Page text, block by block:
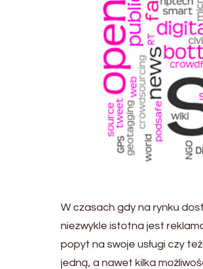
W czasach gdy na rynku
niezwykle istotna jest
popyt na swoje usługi czy
jedną, a nawet kilka